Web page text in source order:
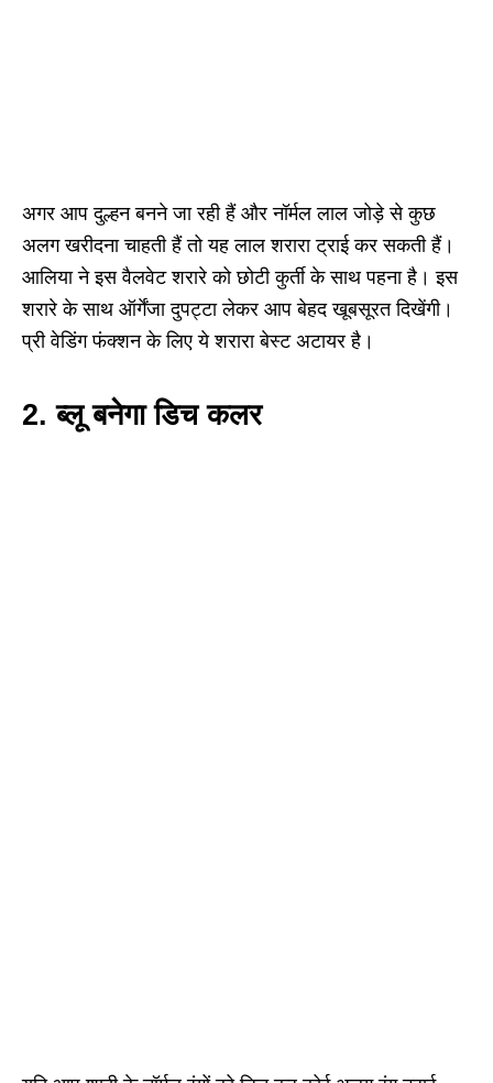
अगर आप दुल्हन बनने जा रही हैं और नॉर्मल लाल जोड़े से कुछ
अलग खरीदना चाहती हैं तो यह लाल शरारा ट्राई कर सकती हैं।
आलिया ने इस वैलवेट शरारे को छोटी कुर्ती के साथ पहना है। इस
शरारे के साथ ऑर्गेंजा दुपट्टा लेकर आप बेहद खूबसूरत दिखेंगी।
प्री वेडिंग फंक्शन के लिए ये शरारा बेस्ट अटायर है।
2.ब्लू बनेगा डिच कलर